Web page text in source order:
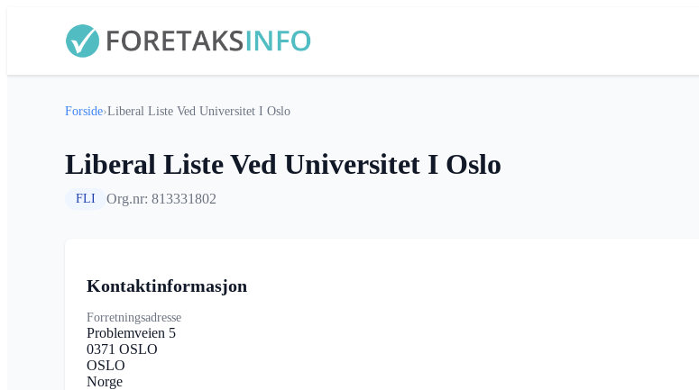
Forside›Liberal Liste Ved Universitet I Oslo
Liberal Liste Ved Universitet I Oslo
FLI Org.nr: 813331802
Kontaktinformasjon
Forretningsadresse
Problemveien 5
0371 OSLO
OSLO
Norge